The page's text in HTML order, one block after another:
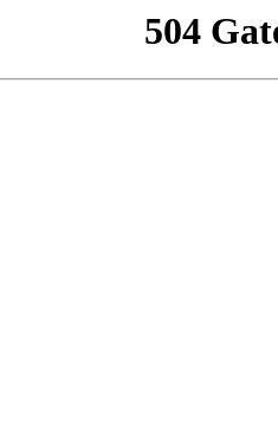
504